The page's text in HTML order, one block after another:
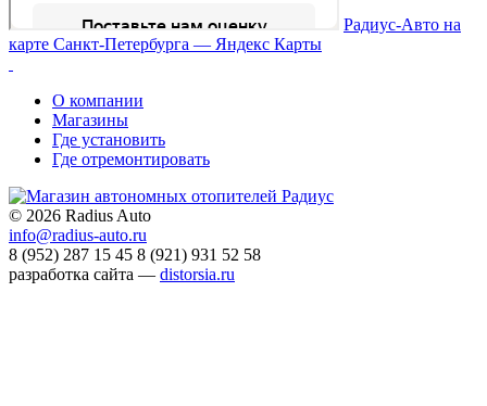
Радиус-Авто на
карте Санкт‑Петербурга — Яндекс Карты
О компании
Магазины
Где установить
Где отремонтировать
© 2026 Radius Auto
info@radius-auto.ru
8 (952) 287 15 45 8 (921) 931 52 58
разработка сайта — distorsia.ru